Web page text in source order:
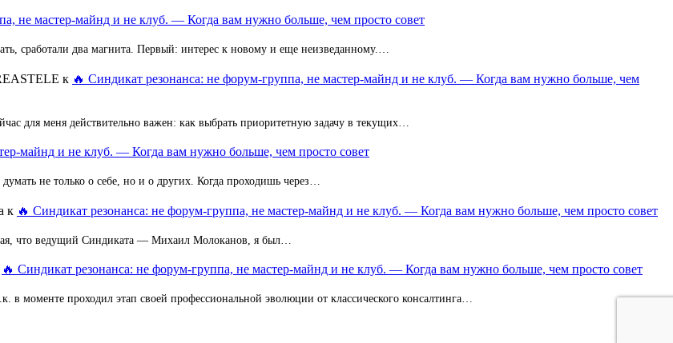
не мастер-майнд и не клуб. — Когда вам нужно больше, чем просто совет
сработали два магнита. Первый: интерес к новому и еще неизведанному.…
к 🔥 Синдикат резонанса: не форум-группа, не мастер-майнд и не клуб. — Когда вам нужно больше, чем
для меня действительно важен: как выбрать приоритетную задачу в текущих…
майнд и не клуб. — Когда вам нужно больше, чем просто совет
не только о себе, но и о других. Когда проходишь через…
к 🔥 Синдикат резонанса: не форум-группа, не мастер-майнд и не клуб. — Когда вам нужно больше, чем просто совет
что ведущий Синдиката — Михаил Молоканов, я был…
🔥 Синдикат резонанса: не форум-группа, не мастер-майнд и не клуб. — Когда вам нужно больше, чем просто совет
в моменте проходил этап своей профессиональной эволюции от классического консалтинга…